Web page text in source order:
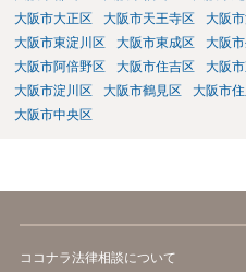
大阪市大正区
大阪市天王寺区 大阪
大阪市東淀川区
大阪市東成区 大阪
大阪市阿倍野区
大阪市住吉区 大阪
大阪市淀川区
大阪市鶴見区 大阪市
大阪市中央区
ココナラ法律相談について